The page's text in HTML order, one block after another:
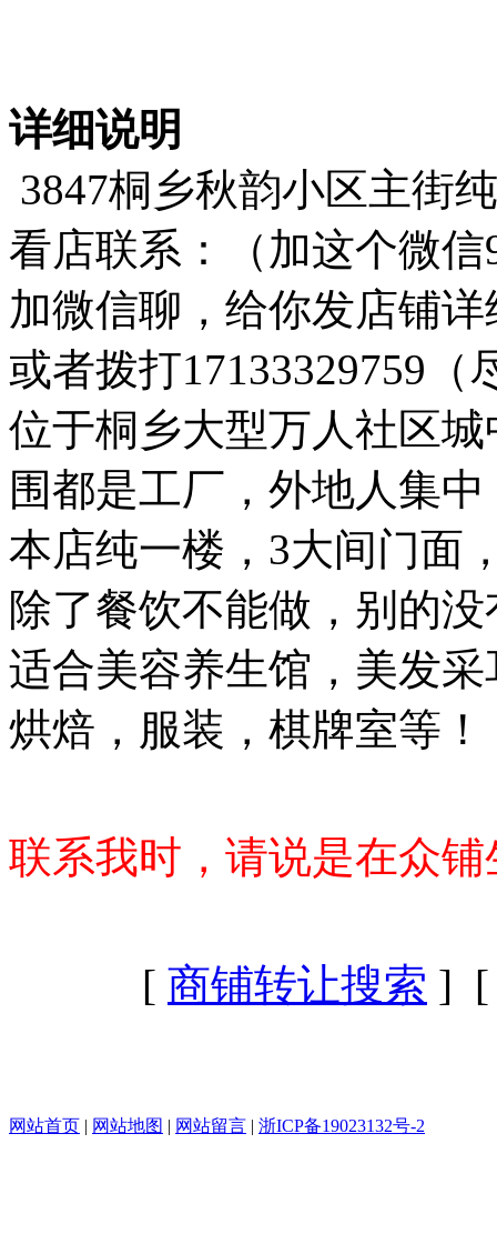
详细说明
3847桐乡秋韵小区主街
看店联系：（加这个微
加微信聊，给你发店铺
或者拨打17133329759（
位于桐乡大型万人社区
围都是工厂，外地人集中
本店纯一楼，3大间门面
除了餐饮不能做，别的
适合美容养生馆，美发
烘焙，服装，棋牌室等！
联系我时，请说是在众
[ 商铺转让搜索 ]
网站首页 | 网站地图 | 网站留言 | 浙ICP备19023132号-2